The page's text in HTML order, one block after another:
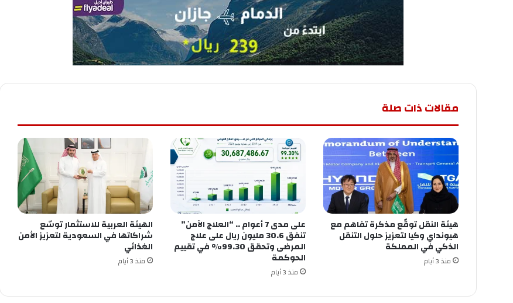
مقالات ذات صلة
هيئة النقل توقّع مذكرة تفاهم مع
هيونداي وكيا لتعزيز حلول التنقل
الذكي في المملكة
منذ 3 أيام
على مدى 7 أعوام .. “العلاج الآمن”
تنفق 30.6 مليون ريال على علاج
المرضى وتحقق 99.30% في تقييم
الحوكمة
منذ 3 أيام
الهيئة العربية للاستثمار توسّع
شراكاتها في السعودية لتعزيز الأمن
الغذائي
منذ 3 أيام